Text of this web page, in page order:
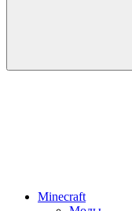
Minecraft